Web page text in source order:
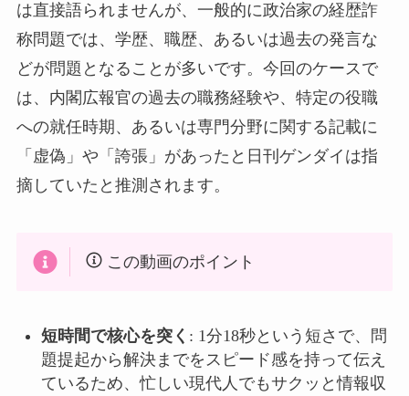
は直接語られませんが、一般的に政治家の経歴詐
称問題では、学歴、職歴、あるいは過去の発言な
どが問題となることが多いです。今回のケースで
は、内閣広報官の過去の職務経験や、特定の役職
への就任時期、あるいは専門分野に関する記載に
「虚偽」や「誇張」があったと日刊ゲンダイは指
摘していたと推測されます。
この動画のポイント
短時間で核心を突く : 1分18秒という短さで、問
題提起から解決までをスピード感を持って伝え
ているため、忙しい現代人でもサクッと情報収